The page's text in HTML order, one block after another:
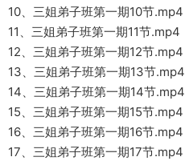
10、三姐弟子班第一期10节.mp4
11、三姐弟子班第一期11节.mp4
12、三姐弟子班第一期12节.mp4
13、三姐弟子班第一期13节.mp4
14、三姐弟子班第一期14节.mp4
15、三姐弟子班第一期15节.mp4
16、三姐弟子班第一期16节.mp4
17、三姐弟子班第一期17节.mp4